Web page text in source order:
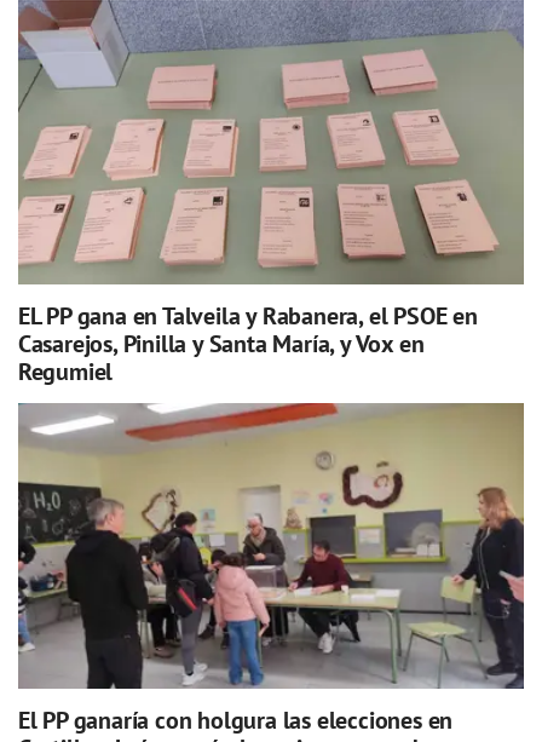
EL PP gana en Talveila y Rabanera, el PSOE en
Casarejos, Pinilla y Santa María, y Vox en
Regumiel
El PP ganaría con holgura las elecciones en